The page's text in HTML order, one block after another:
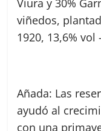
viñedos,
1920, 13,6%
Añada: Las
ayudó al
con una